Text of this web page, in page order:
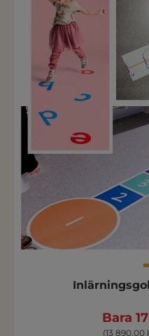
Bara
(13 890,00